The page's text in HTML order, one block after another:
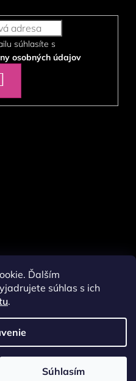
Ďalším
súhlas s ich
.
Súhlasím
osobných údajov
SA
Adatelier